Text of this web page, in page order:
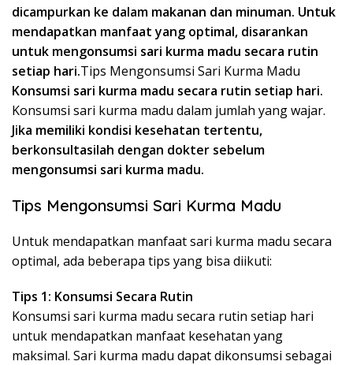
dicampurkan ke dalam makanan dan minuman. Untuk
mendapatkan manfaat yang optimal, disarankan
untuk mengonsumsi sari kurma madu secara rutin
setiap hari.Tips Mengonsumsi Sari Kurma Madu
Konsumsi sari kurma madu secara rutin setiap hari.
Konsumsi sari kurma madu dalam jumlah yang wajar.
Jika memiliki kondisi kesehatan tertentu,
berkonsultasilah dengan dokter sebelum
mengonsumsi sari kurma madu.
Tips Mengonsumsi Sari Kurma Madu
Untuk mendapatkan manfaat sari kurma madu secara
optimal, ada beberapa tips yang bisa diikuti:
Tips 1: Konsumsi Secara Rutin
Konsumsi sari kurma madu secara rutin setiap hari
untuk mendapatkan manfaat kesehatan yang
maksimal. Sari kurma madu dapat dikonsumsi sebagai